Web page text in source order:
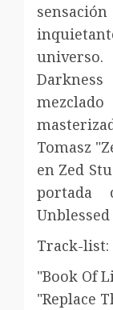
Tomasz
en Zed
portada
Track-list:
"Book Of
"Replace